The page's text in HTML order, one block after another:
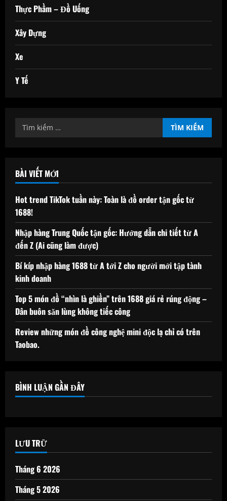
Thực Phầm – Đồ Uống
Xây Dựng
Xe
Y Tế
Tìm
kiếm
BÀI VIẾT MỚI
Hot trend TikTok tuần này: Toàn là đồ order tận gốc từ
1688!
Nhập hàng Trung Quốc tận gốc: Hướng dẫn chi tiết từ A
đến Z (Ai cũng làm được)
Bí kíp nhập hàng 1688 từ A tới Z cho người mới tập tành
kinh doanh
Top 5 món đồ “nhìn là ghiền” trên 1688 giá rẻ rúng động –
Dân buôn săn lùng không tiếc công
Review những món đồ công nghệ mini độc lạ chỉ có trên
Taobao.
BÌNH LUẬN GẦN ĐÂY
LƯU TRỮ
Tháng 6 2026
Tháng 5 2026